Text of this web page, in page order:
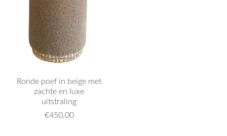
Ronde poef in beige met
zachte en luxe
uitstraling
€450,00